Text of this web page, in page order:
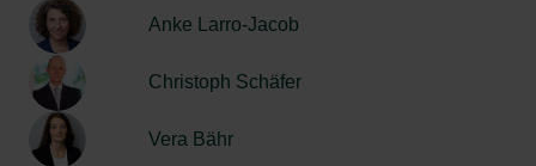
Anke Larro-Jacob
Christoph Schäfer
Vera Bähr